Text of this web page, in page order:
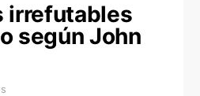
irrefutables
según John